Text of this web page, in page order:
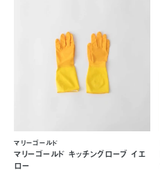
マリーゴールド キッチングローブ イエ
ロー
マリーゴールド